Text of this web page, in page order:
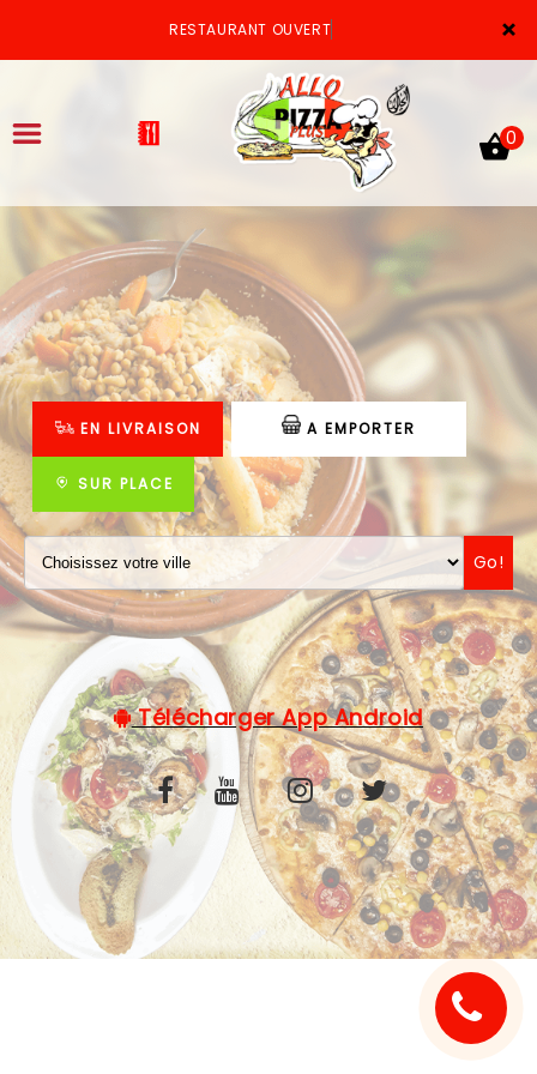
×
RESTAURANT OUVERT
ACCUEIL
LA CARTE
VOTRE COMPTE
NOTRE RESTAURANT
VOS AVIS
MENTIONS LÉGALES
0
EN LIVRAISON A EMPORTER
SUR PLACE
Go!
Télécharger App Android